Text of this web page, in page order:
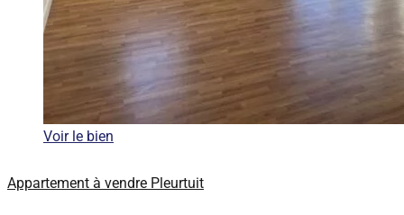
Voir le bien
Appartement à vendre Pleurtuit